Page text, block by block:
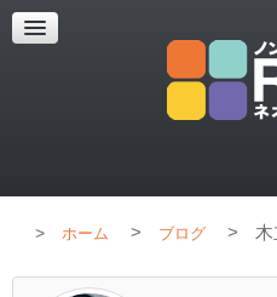
超解像顕微鏡
超解像顕微鏡の紹介
ホーム > ブログ >